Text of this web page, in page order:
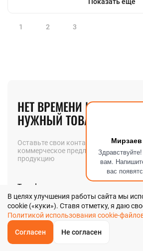
вам.
вас
ОБРАТНЫЙЗВОНОК
1 2 3
НЕТ ВРЕМЕНИ ИСКАТЬ
НУЖНЫЙ ТОВАР? МЫ
Оставьте свои контакты и мы
коммерческое предложение на
продукцию
Телефон
Главная
В целях улучшения работы сайта мы
cookie («куки»). Ставя отметку, я даю
Политикой использования cookie-
Согласен Не согласен